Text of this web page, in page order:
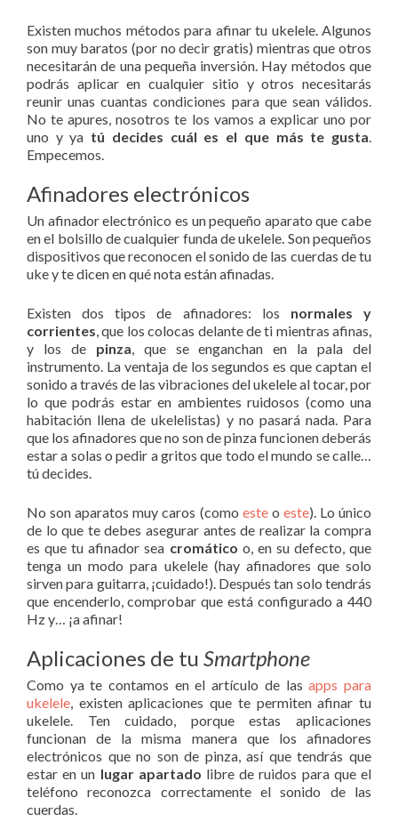
Existen muchos métodos para afinar tu ukelele. Algunos
son muy baratos (por no decir gratis) mientras que otros
necesitarán de una pequeña inversión. Hay métodos que
podrás aplicar en cualquier sitio y otros necesitarás
reunir unas cuantas condiciones para que sean válidos.
No te apures, nosotros te los vamos a explicar uno por
uno y ya tú decides cuál es el que más te gusta
Empecemos.
Afinadores electrónicos
Un afinador electrónico es un pequeño aparato que cabe
en el bolsillo de cualquier funda de ukelele. Son pequeños
dispositivos que reconocen el sonido de las cuerdas de tu
uke y te dicen en qué nota están afinadas.
Existen dos tipos de afinadores: los normales y
corrientes , que los colocas delante de ti mientras afinas,
y los de pinza , que se enganchan en la pala del
instrumento. La ventaja de los segundos es que captan el
sonido a través de las vibraciones del ukelele al tocar, por
lo que podrás estar en ambientes ruidosos (como una
habitación llena de ukelelistas) y no pasará nada. Para
que los afinadores que no son de pinza funcionen deberás
estar a solas o pedir a gritos que todo el mundo se calle…
tú decides.
No son aparatos muy caros (como esteo este). Lo único
de lo que te debes asegurar antes de realizar la compra
es que tu afinador sea cromático o, en su defecto, que
tenga un modo para ukelele (hay afinadores que solo
sirven para guitarra, ¡cuidado!). Después tan solo tendrás
que encenderlo, comprobar que está configurado a 440
Hz y… ¡a afinar!
Aplicaciones de tu Smartphone
Como ya te contamos en el artículo de lasapps para
ukelele , existen aplicaciones que te permiten afinar tu
ukelele. Ten cuidado, porque estas aplicaciones
funcionan de la misma manera que los afinadores
electrónicos que no son de pinza, así que tendrás que
estar en un lugar apartado libre de ruidos para que el
teléfono reconozca correctamente el sonido de las
cuerdas.